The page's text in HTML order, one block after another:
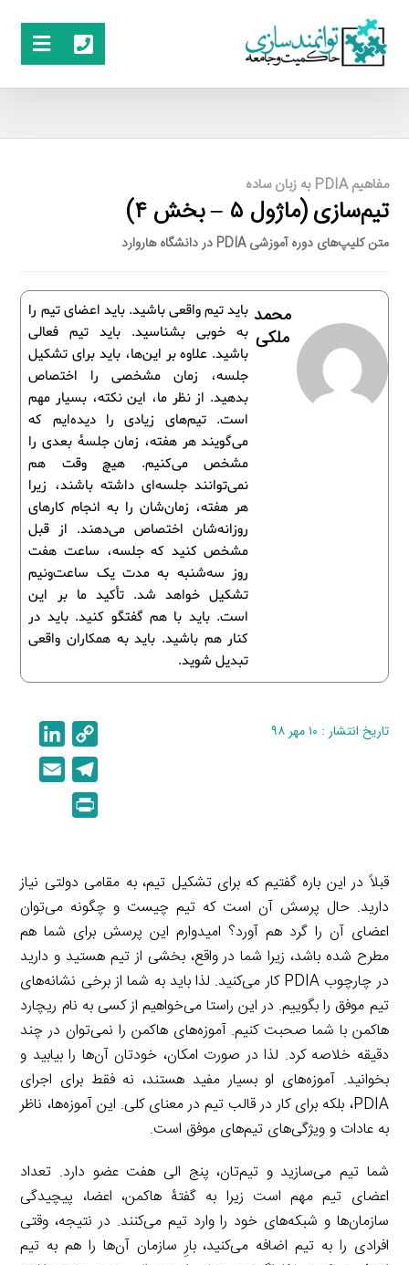
مفاهیم PDIA به زبان ساده
تیم‌سازی (ماژول ۵ – بخش ۴)
متن کلیپ‌های دوره آموزشی PDIA در دانشگاه هاروارد
باید تیم واقعی باشید. باید اعضای تیم را
به خوبی بشناسید. باید تیم فعالی
باشید. علاوه بر این‌ها، باید برای تشکیل
جلسه، زمان مشخصی را اختصاص
بدهید. از نظر ما، این نکته، بسیار مهم
است. تیم‌های زیادی را دیده‌ایم که
می‌گویند هر هفته، زمان جلسۀ بعدی را
مشخص می‌کنیم. هیچ وقت هم
نمی‌توانند جلسه‌ای داشته باشند، زیرا
هر هفته، زمان‌شان را به انجام کارهای
روزانه‌شان اختصاص می‌دهند. از قبل
مشخص کنید که جلسه، ساعت هفت
روز سه‌شنبه به مدت یک ساعت‌ونیم
تشکیل خواهد شد. تأکید ما بر این
است. باید با هم گفتگو کنید. باید در
کنار هم باشید. باید به همکاران واقعی
تبدیل شوید.
محمد
ملکی
تاریخ انتشار : ۱۰ مهر ۹۸
o
p
y
n
k
i
n
I
n
e
l
r
m
l
n
t
قبلاً در این باره گفتیم که برای تشکیل تیم، به مقامی دولتی نیاز
دارید. حال پرسش آن است که تیم چیست و چگونه می‌توان
اعضای آن را گرد هم آورد؟ امیدوارم این پرسش برای شما هم
مطرح شده باشد، زیرا شما در واقع، بخشی از تیم هستید و دارید
در چارچوب PDIA کار می‌کنید. لذا باید به شما از برخی نشانه‌های
تیم موفق را بگوییم. در این راستا می‌خواهیم از کسی به نام ریچارد
هاکمن با شما صحبت کنیم. آموزه‌های هاکمن را نمی‌توان در چند
دقیقه خلاصه کرد. لذا در صورت امکان، خودتان آن‌ها را بیابید و
بخوانید. آموزه‌های او بسیار مفید هستند، نه فقط برای اجرای
PDIA، بلکه برای کار در قالب تیم در معنای کلی. این آموزه‌ها، ناظر
به عادات و ویژگی‌های تیم‌های موفق است.
شما تیم می‌سازید و تیم‌تان، پنج الی هفت عضو دارد. تعداد
اعضای تیم مهم است زیرا به گفتۀ هاکمن، اعضا، پیچیدگی
سازمان‌ها و شبکه‌های خود را وارد تیم می‌کنند. در نتیجه، وقتی
افرادی را به تیم اضافه می‌کنید، بارِ سازمان آن‌ها را هم به تیم